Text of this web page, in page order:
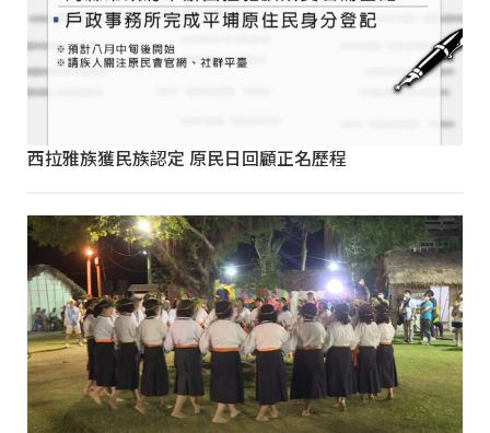
西拉雅族獲民族認定 原民日回顧正名歷程